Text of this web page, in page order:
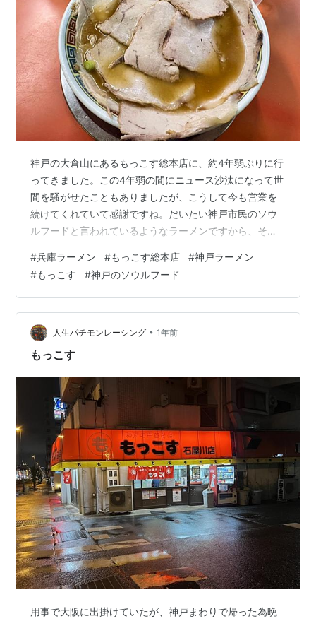
神戸の大倉山にあるもっこす総本店に、約4年弱ぶりに行
ってきました。この4年弱の間にニュース沙汰になって世
間を騒がせたこともありましたが、こうして今も営業を
続けてくれていて感謝ですね。だいたい神戸市民のソウ
ルフードと言われているようなラーメンですから、そう
#兵庫ラーメン #もっこす総本店 #神戸ラーメン
#もっこす #神戸のソウルフード
人生パチモンレーシング • 1年前
もっこす
用事で大阪に出掛けていたが、神戸まわりで帰った為晩